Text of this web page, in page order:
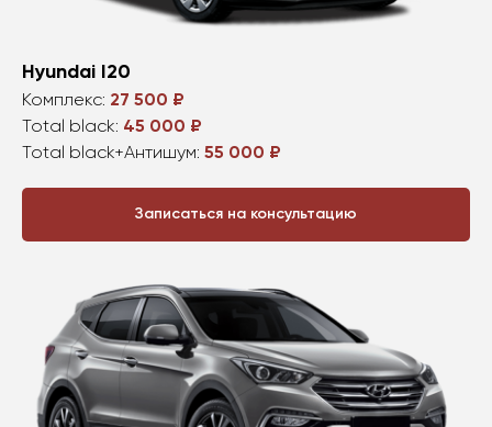
Hyundai I20
Комплекс: 27 500 ₽
Total black: 45 000 ₽
Total black+Антишум: 55 000 ₽
Записаться на консультацию